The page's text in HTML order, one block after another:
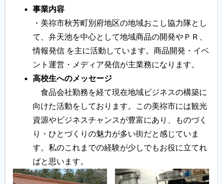
求人情報検索
履歴書ジェネレーター
事業内容
・美祢市秋芳町別府地区の地域おこし協力隊とし
て、弁天池を中心として地域商品の開発やＰＲ、
情報発信 を主に活動しています。商品開発・イベ
ント運営・メディア発信が主業務になります。
高校生へのメッセージ
食品会社勤務を経て現在地域ビジネスの構築に
向けた活動をしております。この美祢市には観光
資源やビジネスチャンスが豊富にあり、ものづく
り・ひとづくりの魅力が多い街だと感じていま
す。私のこれまでの経験が少しでもお役に立てれ
ばと思います。